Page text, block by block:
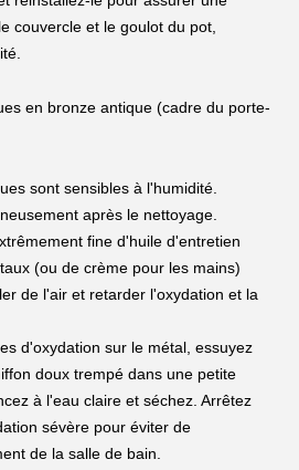
couvercle et le goulot du pot,
en bronze antique (cadre du porte-
sont sensibles à l'humidité.
après le nettoyage.
fine d'huile d'entretien
(ou de crème pour les mains)
de l'air et retarder l'oxydation et la
d'oxydation sur le métal, essuyez
doux trempé dans une petite
à l'eau claire et séchez. Arrêtez
sévère pour éviter de
de la salle de bain.